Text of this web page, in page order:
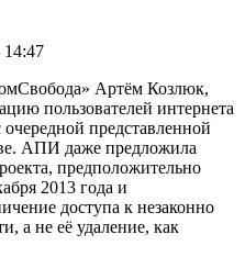
14:47
Артём Козлюк,
пользователей интернета
представленной
АПИ даже предложила
предположительно
2013 года и
доступа к незаконно
а не её удаление, как